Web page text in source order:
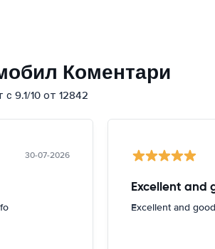
Коментари
9.1/10 от 12842
30-07-2026
Excellent and
Excellent and